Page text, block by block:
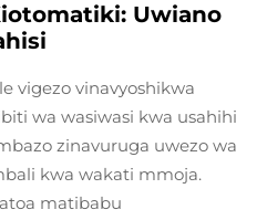
Uwiano
vigezo vinavyoshikwa
wa wasiwasi kwa usahihi
zinavuruga uwezo wa
kwa wakati mmoja.
matibabu